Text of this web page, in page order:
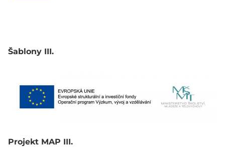
Šablony III.
Projekt MAP III.